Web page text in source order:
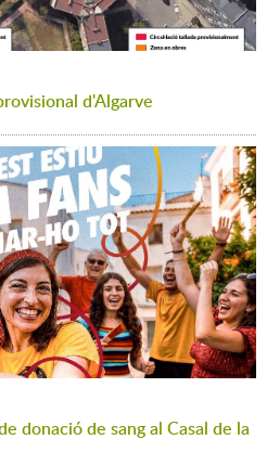
d'Algarve
donació de sang al Casal de la